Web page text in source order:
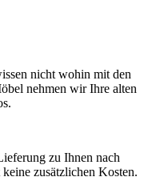
nicht wohin mit den
nehmen wir Ihre alten
zu Ihnen nach
zusätzlichen Kosten.